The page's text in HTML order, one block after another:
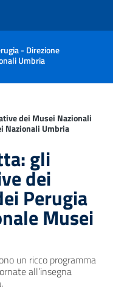
- Direzione
Umbria
dei Musei Nazionali
Nazionali Umbria
gli
dei
Perugia
Musei
un ricco programma
all’insegna